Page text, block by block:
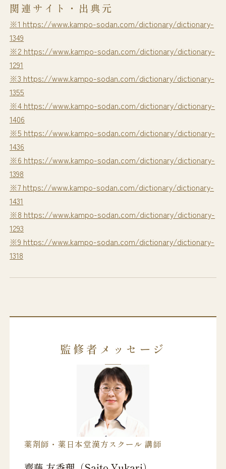
関連サイト・出典元
※1 https://www.kampo-sodan.com/dictionary/dictionary-
1349
※2 https://www.kampo-sodan.com/dictionary/dictionary-
1291
※3 https://www.kampo-sodan.com/dictionary/dictionary-
1355
※4 https://www.kampo-sodan.com/dictionary/dictionary-
1406
※5 https://www.kampo-sodan.com/dictionary/dictionary-
1436
※6 https://www.kampo-sodan.com/dictionary/dictionary-
1398
※7 https://www.kampo-sodan.com/dictionary/dictionary-
1431
※8 https://www.kampo-sodan.com/dictionary/dictionary-
1293
※9 https://www.kampo-sodan.com/dictionary/dictionary-
1318
監修者メッセージ
薬剤師・薬日本堂漢方スクール 講師